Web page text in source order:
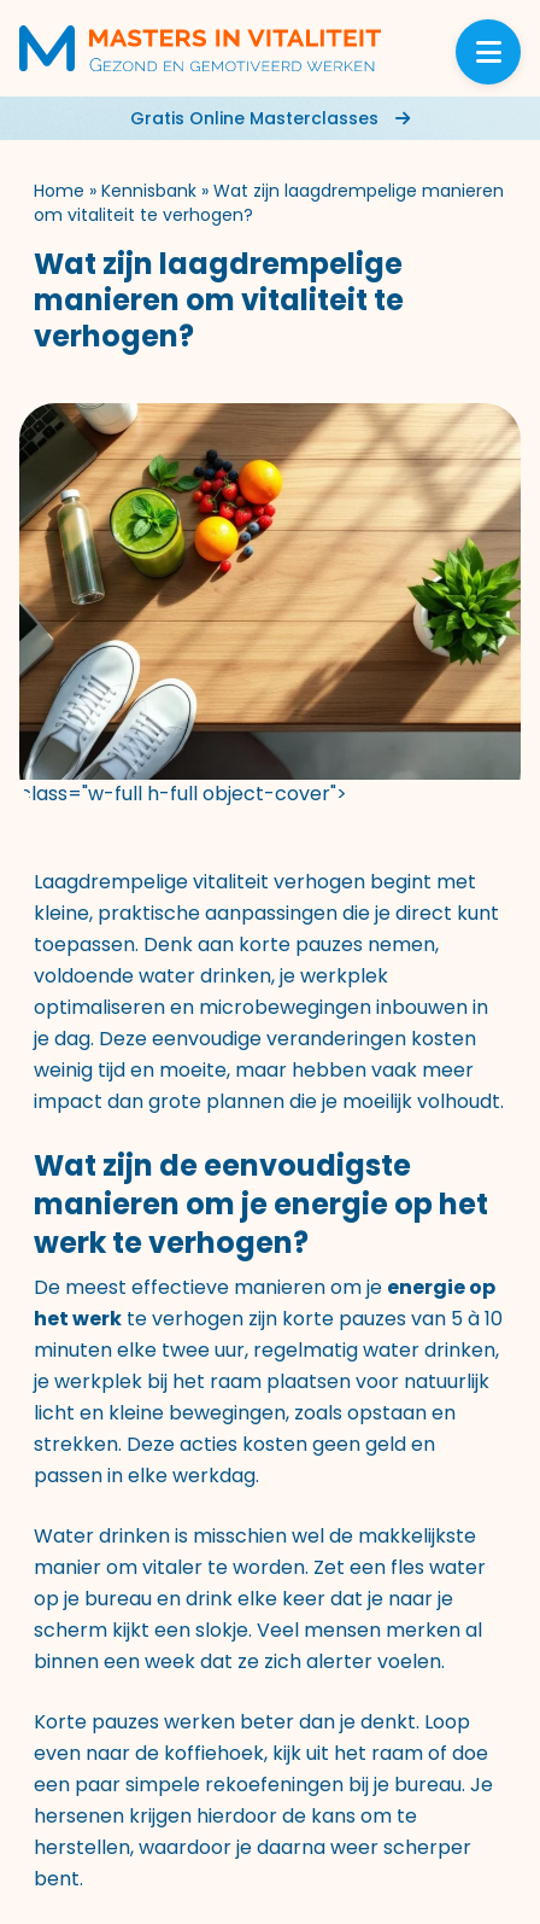
Gratis Online Masterclasses
Home » Kennisbank » Wat zijn laagdrempelige manieren
om vitaliteit te verhogen?
Wat zijn laagdrempelige
manieren om vitaliteit te
verhogen?
class="w-full h-full object-cover">
Laagdrempelige vitaliteit verhogen begint met
kleine, praktische aanpassingen die je direct kunt
toepassen. Denk aan korte pauzes nemen,
voldoende water drinken, je werkplek
optimaliseren en microbewegingen inbouwen in
je dag. Deze eenvoudige veranderingen kosten
weinig tijd en moeite, maar hebben vaak meer
impact dan grote plannen die je moeilijk volhoudt.
Wat zijn de eenvoudigste
manieren om je energie op het
werk te verhogen?
De meest effectieve manieren om je energie op
het werk te verhogen zijn korte pauzes van 5 à 10
minuten elke twee uur, regelmatig water drinken,
je werkplek bij het raam plaatsen voor natuurlijk
licht en kleine bewegingen, zoals opstaan en
strekken. Deze acties kosten geen geld en
passen in elke werkdag.
Water drinken is misschien wel de makkelijkste
manier om vitaler te worden. Zet een fles water
op je bureau en drink elke keer dat je naar je
scherm kijkt een slokje. Veel mensen merken al
binnen een week dat ze zich alerter voelen.
Korte pauzes werken beter dan je denkt. Loop
even naar de koffiehoek, kijk uit het raam of doe
een paar simpele rekoefeningen bij je bureau. Je
hersenen krijgen hierdoor de kans om te
herstellen, waardoor je daarna weer scherper
bent.